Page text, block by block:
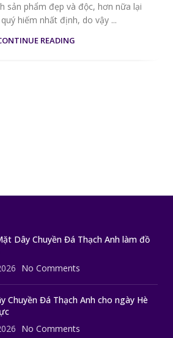
sản phẩm đẹp và độc, hơn nữa lại
hiếm nhất định, do vậy ...
READING
Dây Chuyền Đá Thạch Anh làm đồ
No Comments
Chuyền Đá Thạch Anh cho ngày Hè
No Comments